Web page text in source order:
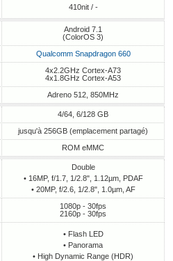
410nit / -
Android 7.1
(ColorOS 3)
Qualcomm Snapdragon 660
4x2.2GHz Cortex-A73
4x1.8GHz Cortex-A53
Adreno 512, 850MHz
4/64, 6/128 GB
jusqu'à 256GB (emplacement partagé)
ROM eMMC
Double
• 16MP, f/1.7, 1/2.8", 1.12µm, PDAF
• 20MP, f/2.6, 1/2.8", 1.0µm, AF
1080p - 30fps
2160p - 30fps
• Flash LED
• Panorama
• High Dynamic Range (HDR)